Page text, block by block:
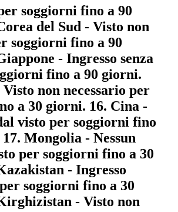
soggiorni fino a 90
del Sud - Visto non
soggiorni fino a 90
- Ingresso senza
fino a 90 giorni.
Visto non necessario per
a 30 giorni. 16. Cina -
visto per soggiorni fino
Mongolia - Nessun
per soggiorni fino a 30
- Ingresso
soggiorni fino a 30
- Visto non